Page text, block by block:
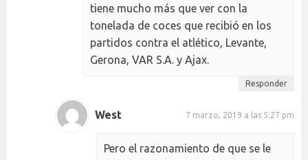
tiene mucho más que ver con la
tonelada de coces que recibió en los
partidos contra el atlético, Levante,
Gerona, VAR S.A. y Ajax.
Responder
West 7 marzo, 2019 a las 5:27 pm
Pero el razonamiento de que se le